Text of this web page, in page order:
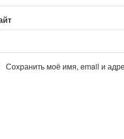
Сохранить моё имя, email и